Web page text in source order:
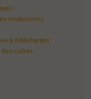
traductions
à télécharger
cultes